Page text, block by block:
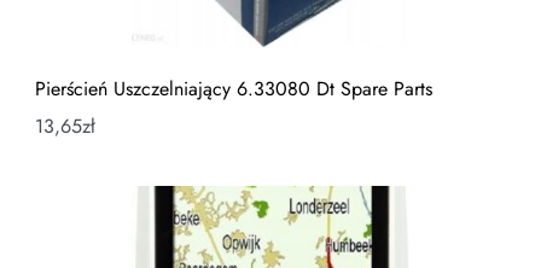
Pierścień Uszczelniający 6.33080 Dt Spare Parts
13,65zł